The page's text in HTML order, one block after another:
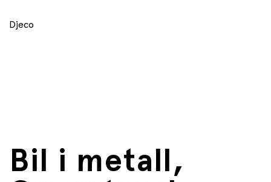
Djeco
Bil i metall,